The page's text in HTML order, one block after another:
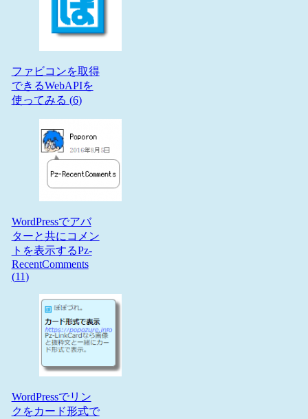
ファビコンを取得
できるWebAPIを
使ってみる (6)
WordPressでアバ
ターと共にコメン
トを表示するPz-
RecentComments
(11)
WordPressでリン
クをカード形式で